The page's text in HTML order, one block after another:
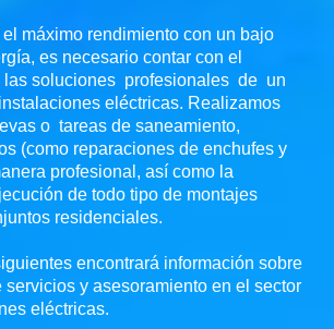
máximo rendimiento con un bajo
es necesario contar con el
las soluciones profesionales de un
eléctricas. Realizamos
o tareas de saneamiento,
(como reparaciones de enchufes y
profesional, así como la
de todo tipo de montajes
residenciales.
encontrará información sobre
servicios y asesoramiento en el sector
eléctricas.